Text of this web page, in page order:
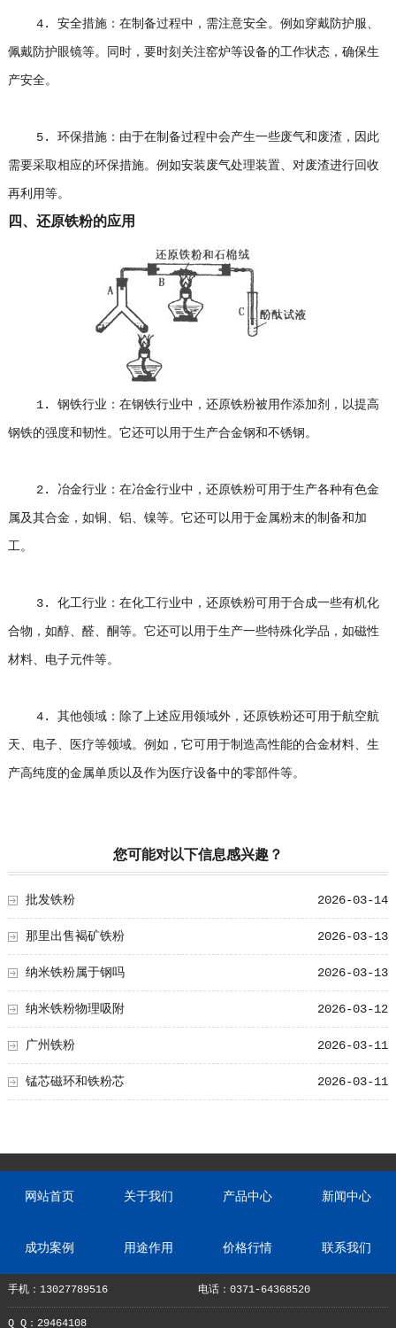
4. 安全措施：在制备过程中，需注意安全。例如穿戴防护服、
佩戴防护眼镜等。同时，要时刻关注窑炉等设备的工作状态，确保生
产安全。
5. 环保措施：由于在制备过程中会产生一些废气和废渣，因此
需要采取相应的环保措施。例如安装废气处理装置、对废渣进行回收
再利用等。
四、还原铁粉的应用
1. 钢铁行业：在钢铁行业中，还原铁粉被用作添加剂，以提高
钢铁的强度和韧性。它还可以用于生产合金钢和不锈钢。
2. 冶金行业：在冶金行业中，还原铁粉可用于生产各种有色金
属及其合金，如铜、铝、镍等。它还可以用于金属粉末的制备和加
工。
3. 化工行业：在化工行业中，还原铁粉可用于合成一些有机化
合物，如醇、醛、酮等。它还可以用于生产一些特殊化学品，如磁性
材料、电子元件等。
4. 其他领域：除了上述应用领域外，还原铁粉还可用于航空航
天、电子、医疗等领域。例如，它可用于制造高性能的合金材料、生
产高纯度的金属单质以及作为医疗设备中的零部件等。
您可能对以下信息感兴趣？
2026-03-14
批发铁粉
2026-03-13
那里出售褐矿铁粉
2026-03-13
纳米铁粉属于钢吗
2026-03-12
纳米铁粉物理吸附
2026-03-11
广州铁粉
2026-03-11
锰芯磁环和铁粉芯
网站首页 关于我们 产品中心 新闻中心
成功案例 用途作用 价格行情 联系我们
手机：13027789516 电话：0371-64368520
Q Q：29464108